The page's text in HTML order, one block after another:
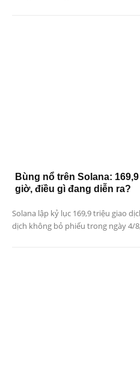
Bùng nổ trên Solana:
giờ, điều gì đang diễn ra?
Solana lập kỷ lục 169,9 triệu giao
dịch không bỏ phiếu trong ngày 4/